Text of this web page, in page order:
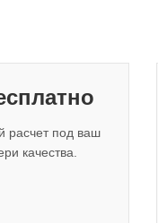
расчет под ваш
качества.